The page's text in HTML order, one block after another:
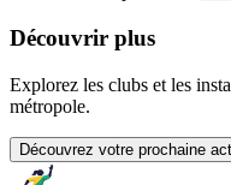
Découvrir plus
Explorez les clubs et les
métropole.
Découvrez votre prochaine